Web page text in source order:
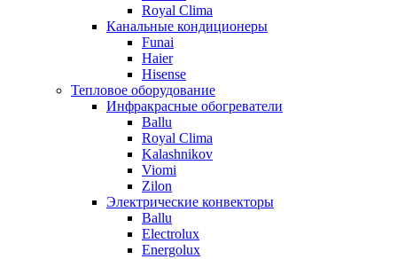
Royal Clima
Канальные кондиционеры
Funai
Haier
Hisense
Тепловое оборудование
Инфракрасные обогреватели
Ballu
Royal Clima
Kalashnikov
Viomi
Zilon
Электрические конвекторы
Ballu
Electrolux
Energolux